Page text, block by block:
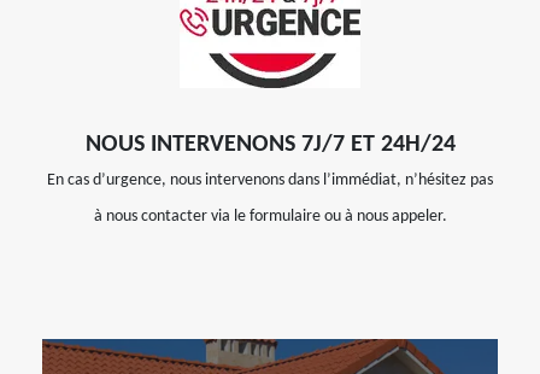
NOUS INTERVENONS 7J/7 ET 24H/24
En cas d’urgence, nous intervenons dans l’immédiat, n’hésitez pas
à nous contacter via le formulaire ou à nous appeler.